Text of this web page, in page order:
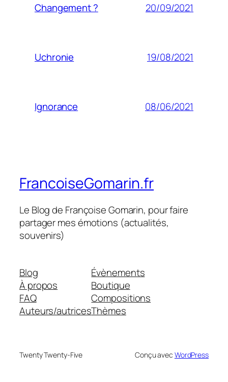
Changement ? 20/09/2021
Uchronie 19/08/2021
Ignorance 08/06/2021
FrancoiseGomarin.fr
Le Blog de Françoise Gomarin, pour faire
partager mes émotions (actualités,
souvenirs)
Blog
À propos
FAQ
Auteurs/autrices
Évènements
Boutique
Compositions
Thèmes
Twenty Twenty-Five Conçu avec WordPress